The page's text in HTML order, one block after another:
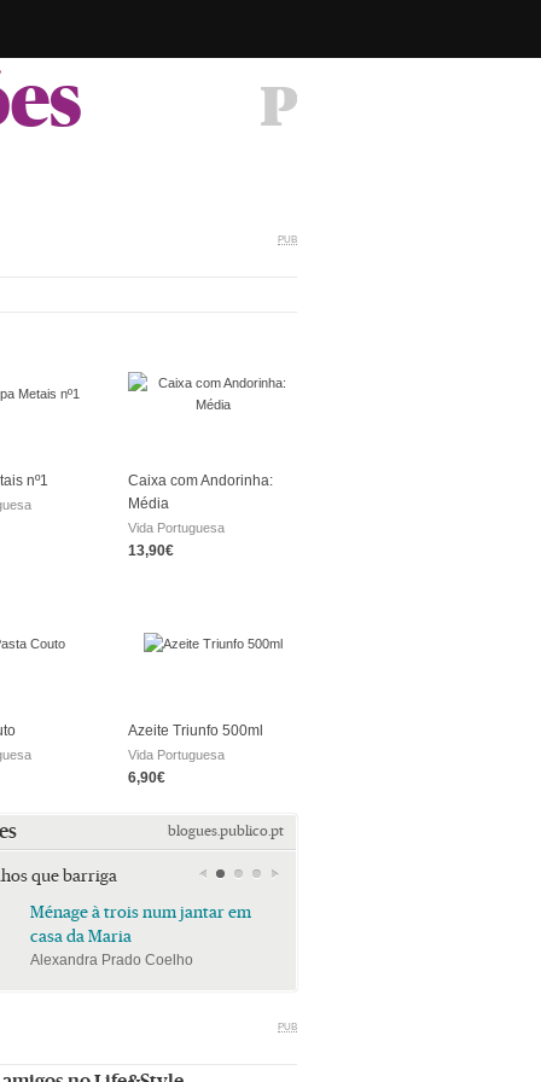
PUB
nº1
Caixa com Andorinha:
Média
Vida Portuguesa
13,90€
Azeite Triunfo 500ml
Vida Portuguesa
6,90€
blogues.publico.pt
que barriga
Ménage à trois num jantar em
casa da Maria
Alexandra Prado Coelho
PUB